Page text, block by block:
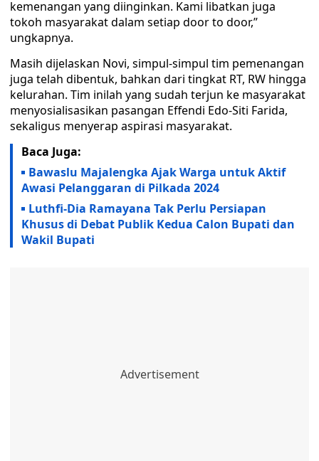
kemenangan yang diinginkan. Kami libatkan juga
tokoh masyarakat dalam setiap door to door,”
ungkapnya.
Masih dijelaskan Novi, simpul-simpul tim pemenangan
juga telah dibentuk, bahkan dari tingkat RT, RW hingga
kelurahan. Tim inilah yang sudah terjun ke masyarakat
menyosialisasikan pasangan Effendi Edo-Siti Farida,
sekaligus menyerap aspirasi masyarakat.
Baca Juga:
Bawaslu Majalengka Ajak Warga untuk Aktif
Awasi Pelanggaran di Pilkada 2024
Luthfi-Dia Ramayana Tak Perlu Persiapan
Khusus di Debat Publik Kedua Calon Bupati dan
Wakil Bupati